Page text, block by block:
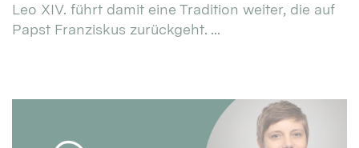
Leo XIV. führt damit eine Tradition weiter, die auf
Papst Franziskus zurückgeht. ...